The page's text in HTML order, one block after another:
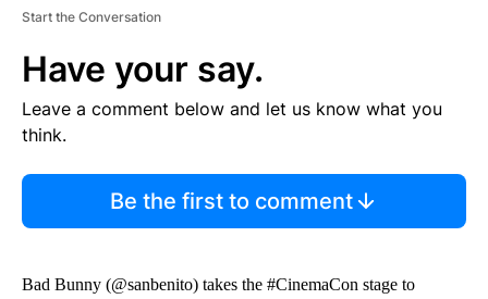
Start the Conversation
Have your say.
Leave a comment below and let us know what you
think.
Be the first to comment
Bad Bunny (@sanbenito) takes the #CinemaCon stage to